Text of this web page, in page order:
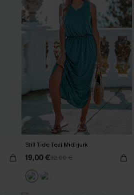
Still Tide Teal Midi-jurk
19,00 €32,00 €